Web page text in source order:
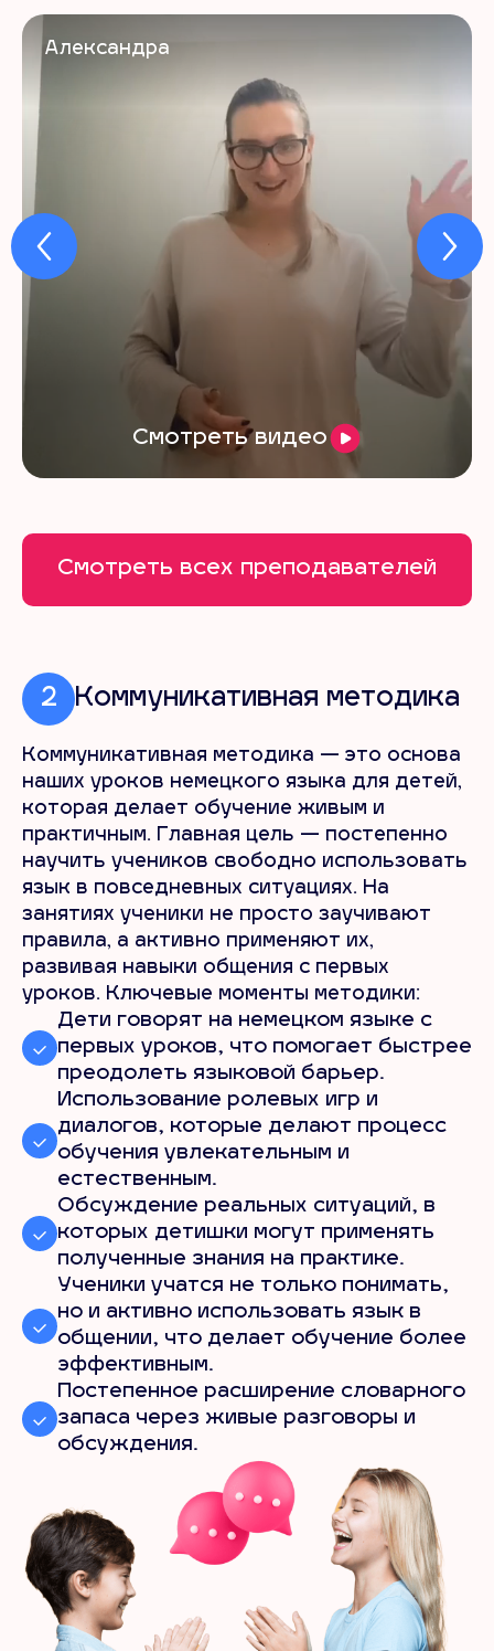
Александра
Смотреть видео
Смотреть всех преподавателей
2 Коммуникативная методика
Коммуникативная методика — это основа
наших уроков немецкого языка для детей,
которая делает обучение живым и
практичным. Главная цель — постепенно
научить учеников свободно использовать
язык в повседневных ситуациях. На
занятиях ученики не просто заучивают
правила, а активно применяют их,
развивая навыки общения с первых
уроков. Ключевые моменты методики:
Дети говорят на немецком языке с
первых уроков, что помогает быстрее
преодолеть языковой барьер.
Использование ролевых игр и
диалогов, которые делают процесс
обучения увлекательным и
естественным.
Обсуждение реальных ситуаций, в
которых детишки могут применять
полученные знания на практике.
Ученики учатся не только понимать,
но и активно использовать язык в
общении, что делает обучение более
эффективным.
Постепенное расширение словарного
запаса через живые разговоры и
обсуждения.